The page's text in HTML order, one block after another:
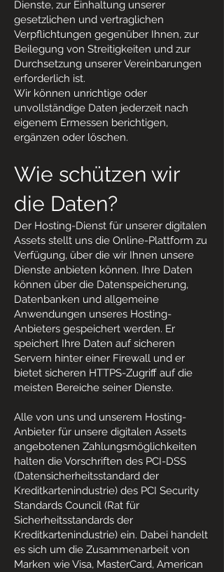
Dienste, zur Einhaltung unserer
gesetzlichen und vertraglichen
Verpflichtungen gegenüber Ihnen, zur
Beilegung von Streitigkeiten und zur
Durchsetzung unserer Vereinbarungen
erforderlich ist.
Wir können unrichtige oder
unvollständige Daten jederzeit nach
eigenem Ermessen berichtigen,
ergänzen oder löschen.
Wie schützen wir
die Daten?
Der Hosting-Dienst für unserer digitalen
Assets stellt uns die Online-Plattform zu
Verfügung, über die wir Ihnen unsere
Dienste anbieten können. Ihre Daten
können über die Datenspeicherung,
Datenbanken und allgemeine
Anwendungen unseres Hosting-
Anbieters gespeichert werden. Er
speichert Ihre Daten auf sicheren
Servern hinter einer Firewall und er
bietet sicheren HTTPS-Zugriff auf die
meisten Bereiche seiner Dienste.
Alle von uns und unserem Hosting-
Anbieter für unsere digitalen Assets
angebotenen Zahlungsmöglichkeiten
halten die Vorschriften des PCI-DSS
(Datensicherheitsstandard der
Kreditkartenindustrie) des PCI Security
Standards Council (Rat für
Sicherheitsstandards der
Kreditkartenindustrie) ein. Dabei handelt
es sich um die Zusammenarbeit von
Marken wie Visa, MasterCard, American